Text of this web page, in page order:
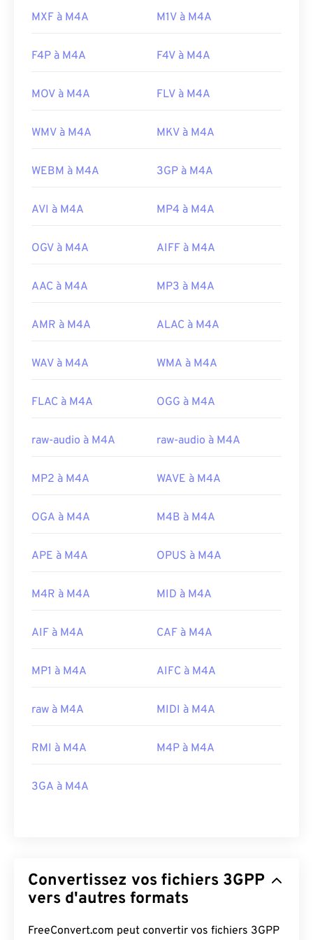
MXF à M4A M1V à M4A
F4P à M4A F4V à M4A
MOV à M4A FLV à M4A
WMV à M4A MKV à M4A
WEBM à M4A 3GP à M4A
AVI à M4A MP4 à M4A
OGV à M4A AIFF à M4A
AAC à M4A MP3 à M4A
AMR à M4A ALAC à M4A
WAV à M4A WMA à M4A
FLAC à M4A OGG à M4A
raw-audio à M4A raw-audio à M4A
MP2 à M4A WAVE à M4A
OGA à M4A M4B à M4A
APE à M4A OPUS à M4A
M4R à M4A MID à M4A
AIF à M4A CAF à M4A
MP1 à M4A AIFC à M4A
raw à M4A MIDI à M4A
RMI à M4A M4P à M4A
3GA à M4A
Convertissez vos fichiers 3GPP
vers d'autres formats
FreeConvert.com peut convertir vos fichiers 3GPP